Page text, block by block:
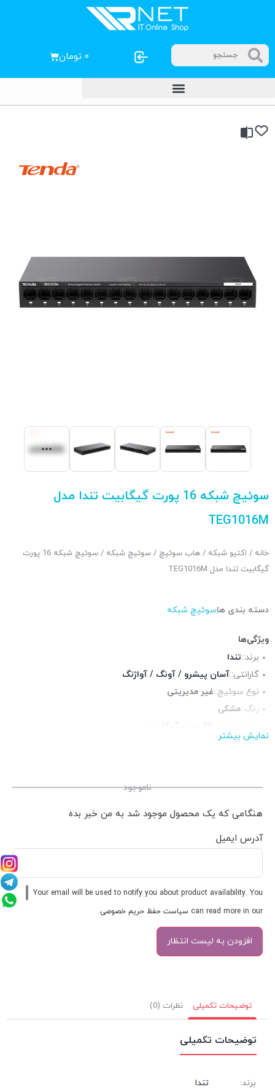
۰ تومان
سوئیچ شبکه 16 پورت گیگابیت تندا مدل
TEG1016M
خانه / اکتیو شبکه / هاب سوئیچ / سوئیچ شبکه
/ سوئیچ شبکه 16 پورت
گیگابیت تندا مدل TEG1016M
دسته بندی هاسوئیچ شبکه
ویژگی‌ها
برند::تندا
گارانتی::آسان پیشرو / آونگ / آواژنگ
نوع سوئیچ::غیر مدیریتی
رنگ::مشکی
پورت POE::
نمایش بیشتر
ناموجود
هنگامی که یک محصول موجود شد به من خبر بده
آدرس ایمیل
Your email will be used to notify you about product availability. You
can read more in our سیاست حفظ حریم خصوصی.
توضیحات تکمیلی نظرات (0)
توضیحات تکمیلی
برند: تندا